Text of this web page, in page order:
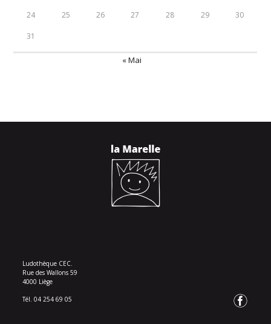
24 25 26 27 28 29 30
31
« Mai
Ludothèque CEC.
Rue des Wallons 59
4000 Liège
Tél. 04 254 69 05